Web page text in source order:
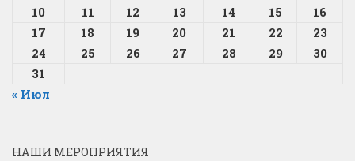
10
11 12 13 14 15
16
17
18 19 20 21 22
23
24
25 26 27 28 29
30
31
« Июл
НАШИ МЕРОПРИЯТИЯ